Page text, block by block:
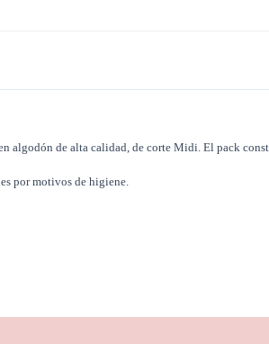
algodón de alta calidad, de corte Midi. El pack
por motivos de higiene.